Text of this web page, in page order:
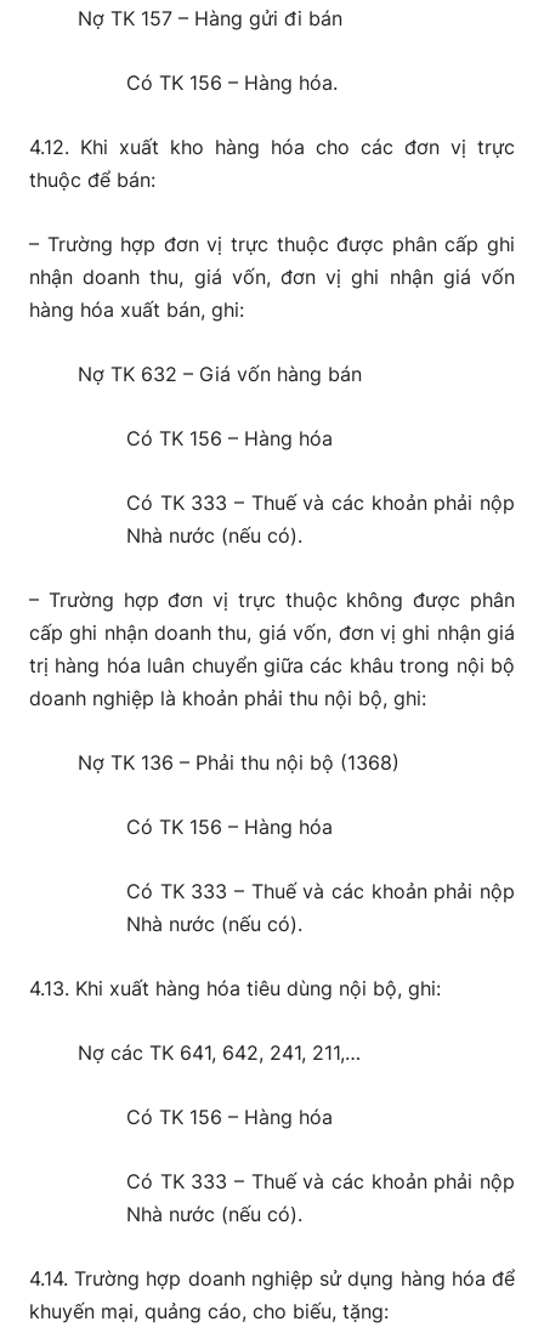
Nợ TK 157 – Hàng gửi đi bán
Có TK 156 – Hàng hóa.
4.12. Khi xuất kho hàng hóa cho các đơn vị trực
thuộc để bán:
– Trường hợp đơn vị trực thuộc được phân cấp ghi
nhận doanh thu, giá vốn, đơn vị ghi nhận giá vốn
hàng hóa xuất bán, ghi:
Nợ TK 632 – Giá vốn hàng bán
Có TK 156 – Hàng hóa
Có TK 333 – Thuế và các khoản phải nộp
Nhà nước (nếu có).
– Trường hợp đơn vị trực thuộc không được phân
cấp ghi nhận doanh thu, giá vốn, đơn vị ghi nhận giá
trị hàng hóa luân chuyển giữa các khâu trong nội bộ
doanh nghiệp là khoản phải thu nội bộ, ghi:
Nợ TK 136 – Phải thu nội bộ (1368)
Có TK 156 – Hàng hóa
Có TK 333 – Thuế và các khoản phải nộp
Nhà nước (nếu có).
4.13. Khi xuất hàng hóa tiêu dùng nội bộ, ghi:
Nợ các TK 641, 642, 241, 211,…
Có TK 156 – Hàng hóa
Có TK 333 – Thuế và các khoản phải nộp
Nhà nước (nếu có).
4.14. Trường hợp doanh nghiệp sử dụng hàng hóa để
khuyến mại, quảng cáo, cho biếu, tặng: